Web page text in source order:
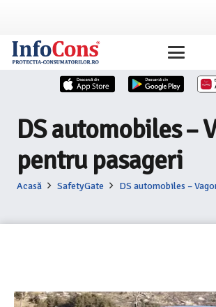
DS automobiles –
pentru pasageri
Acasă SafetyGate DS automobiles –